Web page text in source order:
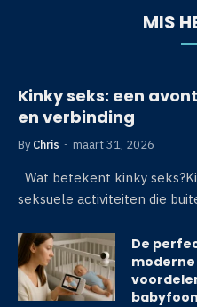
MIS
Kinky seks: een
en verbinding
By Chris maart 31, 2026
Wat betekent kinky
seksuele activiteiten die
De
babyfoon